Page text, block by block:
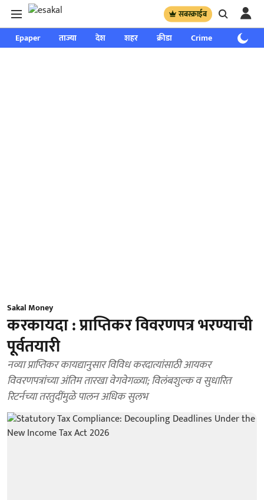
सबस्क्राईब
Epaper ताज्या देश शहर क्रीडा Crime साप्ताहिक
Sakal Money
करकायदा : प्राप्तिकर विवरणपत्र भरण्याची
पूर्वतयारी
नव्या प्राप्तिकर कायद्यानुसार विविध करदात्यांसाठी आयकर
विवरणपत्रांच्या अंतिम तारखा वेगवेगळ्या; विलंबशुल्क व सुधारित
रिटर्नच्या तरतुदींमुळे पालन अधिक सुलभ